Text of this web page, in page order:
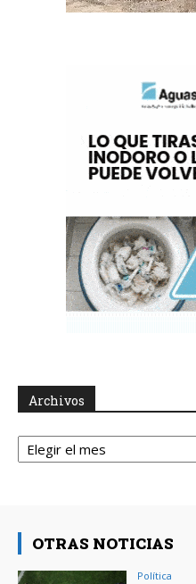
Archivos
Archivos
OTRAS NOTICIAS
Política